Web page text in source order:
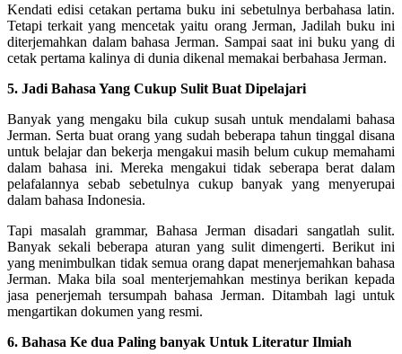
Kendati edisi cetakan pertama buku ini sebetulnya berbahasa latin.
Tetapi terkait yang mencetak yaitu orang Jerman, Jadilah buku ini
diterjemahkan dalam bahasa Jerman. Sampai saat ini buku yang di
cetak pertama kalinya di dunia dikenal memakai berbahasa Jerman.
5. Jadi Bahasa Yang Cukup Sulit Buat Dipelajari
Banyak yang mengaku bila cukup susah untuk mendalami bahasa
Jerman. Serta buat orang yang sudah beberapa tahun tinggal disana
untuk belajar dan bekerja mengakui masih belum cukup memahami
dalam bahasa ini. Mereka mengakui tidak seberapa berat dalam
pelafalannya sebab sebetulnya cukup banyak yang menyerupai
dalam bahasa Indonesia.
Tapi masalah grammar, Bahasa Jerman disadari sangatlah sulit.
Banyak sekali beberapa aturan yang sulit dimengerti. Berikut ini
yang menimbulkan tidak semua orang dapat menerjemahkan bahasa
Jerman. Maka bila soal menterjemahkan mestinya berikan kepada
jasa penerjemah tersumpah bahasa Jerman. Ditambah lagi untuk
mengartikan dokumen yang resmi.
6. Bahasa Ke dua Paling banyak Untuk Literatur Ilmiah